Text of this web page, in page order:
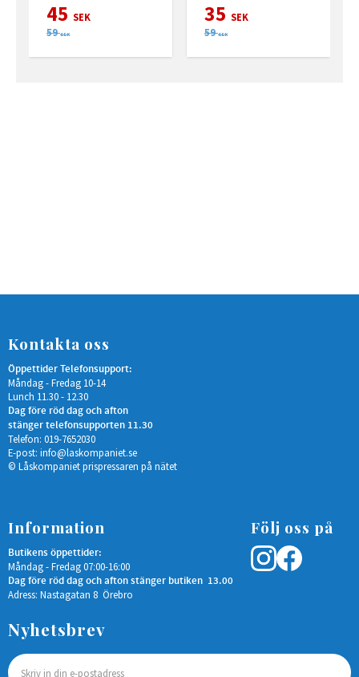
45 SEK
59 SEK
35 SEK
59 SEK
Kontakta oss
Öppettider Telefonsupport:
Måndag - Fredag 10-14
Lunch 11.30 - 12.30
Dag före röd dag och afton
stänger telefonsupporten 11.30
Telefon: 019-7652030
E-post: info@laskompaniet.se
© Låskompaniet prispressaren på nätet
Information
Butikens öppettider:
Måndag - Fredag 07:00-16:00
Dag före röd dag och afton stänger butiken 13.00
Adress: Nastagatan 8 Örebro
Följ oss på
Nyhetsbrev